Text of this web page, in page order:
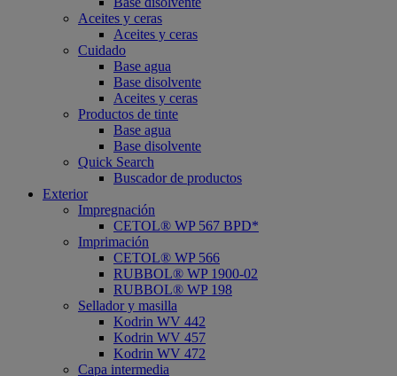
Aceites y ceras
Aceites y ceras
Cuidado
Base agua
Base disolvente
Aceites y ceras
Productos de tinte
Base agua
Base disolvente
Quick Search
Buscador de productos
Exterior
Impregnación
CETOL® WP 567 BPD*
Imprimación
CETOL® WP 566
RUBBOL® WP 1900-02
RUBBOL® WP 198
Sellador y masilla
Kodrin WV 442
Kodrin WV 457
Kodrin WV 472
Capa intermedia